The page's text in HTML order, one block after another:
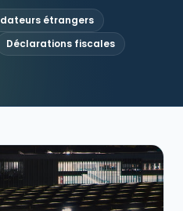
étrangers
Déclarations fiscales